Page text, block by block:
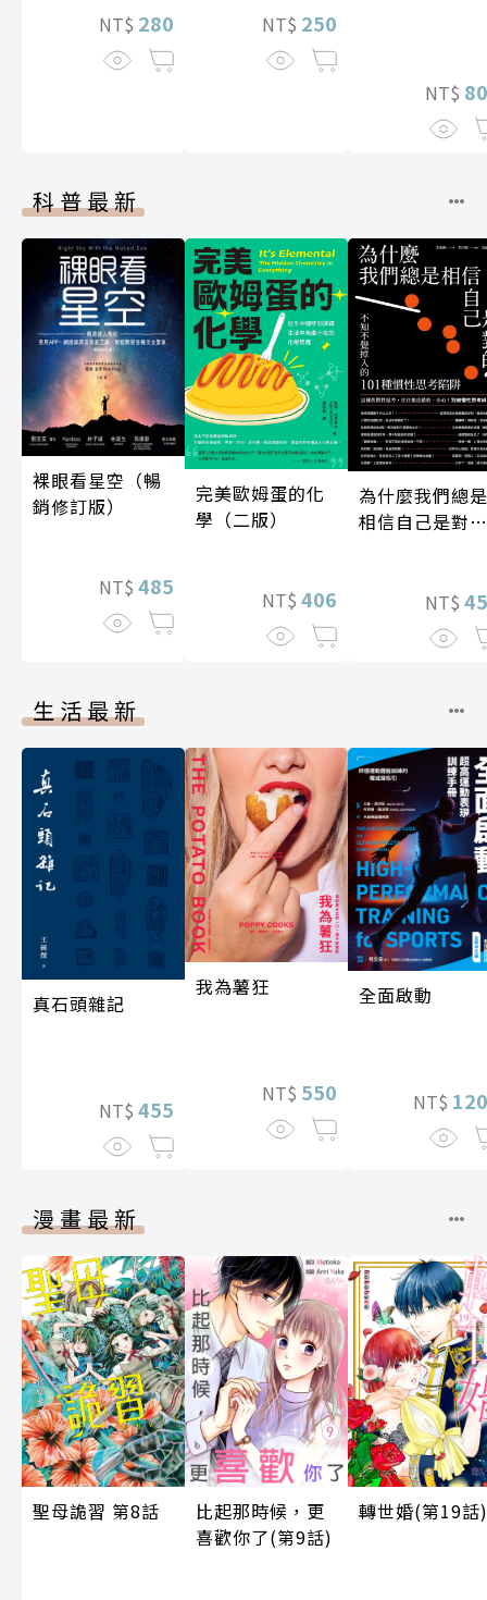
NT$ 280 NT$ 250
NT$
科普最新
裸眼看星空（暢
銷修訂版）
NT$ 485
完美歐姆蛋的化
學（二版）
NT$ 406
為什麼我們總是
相信自己是對
NT$
生活最新
真石頭雜記
NT$ 455
我為薯狂
NT$ 550
全面啟動
NT$
漫畫最新
聖母詭習 第8話
比起那時候，更
喜歡你了(第9話)
轉世婚(第19話)